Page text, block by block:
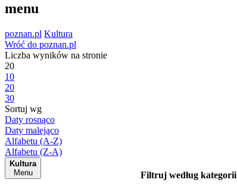
menu
poznan.pl Kultura
Wróć do poznan.pl
Liczba wyników na stronie
20
10
20
30
Sortuj wg
Daty rosnąco
Daty malejąco
Alfabetu (A-Z)
Alfabetu (Z-A)
Kultura
Menu
Filtruj według kategorii